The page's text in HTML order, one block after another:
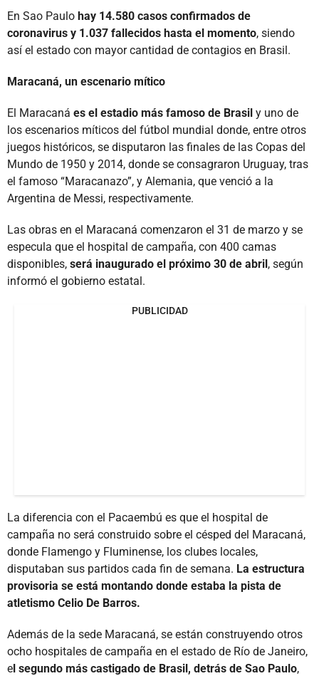
En Sao Paulo hay 14.580 casos confirmados de
coronavirus y 1.037 fallecidos hasta el momento, siendo
así el estado con mayor cantidad de contagios en Brasil.
Maracaná, un escenario mítico
El Maracaná es el estadio más famoso de Brasil y uno de
los escenarios míticos del fútbol mundial donde, entre otros
juegos históricos, se disputaron las finales de las Copas del
Mundo de 1950 y 2014, donde se consagraron Uruguay, tras
el famoso “Maracanazo”, y Alemania, que venció a la
Argentina de Messi, respectivamente.
Las obras en el Maracaná comenzaron el 31 de marzo y se
especula que el hospital de campaña, con 400 camas
disponibles, será inaugurado el próximo 30 de abril, según
informó el gobierno estatal.
PUBLICIDAD
La diferencia con el Pacaembú es que el hospital de
campaña no será construido sobre el césped del Maracaná,
donde Flamengo y Fluminense, los clubes locales,
disputaban sus partidos cada fin de semana. La estructura
provisoria se está montando donde estaba la pista de
atletismo Celio De Barros.
Además de la sede Maracaná, se están construyendo otros
ocho hospitales de campaña en el estado de Río de Janeiro,
el segundo más castigado de Brasil, detrás de Sao Paulo,